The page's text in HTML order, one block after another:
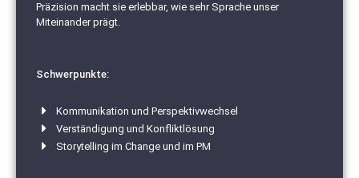
Präzision macht sie erlebbar, wie sehr Sprache unser
Miteinander prägt.
Schwerpunkte:
Kommunikation und Perspektivwechsel
Verständigung und Konfliktlösung
Storytelling im Change und im PM